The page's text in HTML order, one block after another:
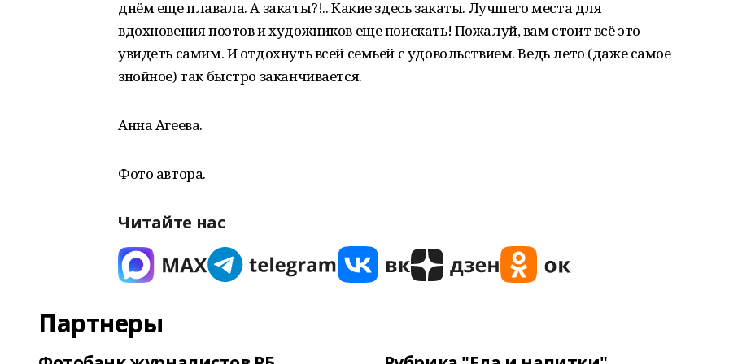
днём еще плавала. А закаты?!.. Какие здесь закаты. Лучшего места для
вдохновения поэтов и художников еще поискать! Пожалуй, вам стоит всё это
увидеть самим. И отдохнуть всей семьей с удовольствием. Ведь лето (даже самое
знойное) так быстро заканчивается.
Анна Агеева.
Фото автора.
Читайте нас
Партнеры